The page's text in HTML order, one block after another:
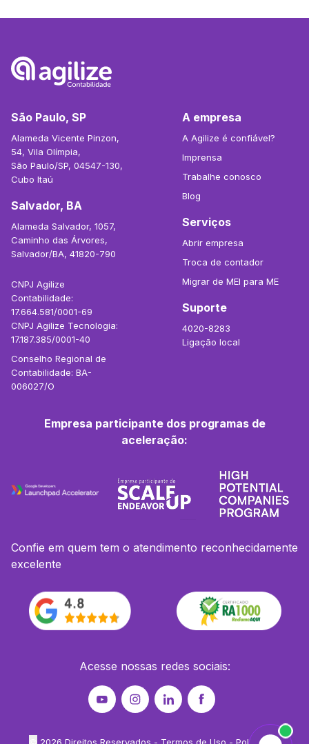
São Paulo, SP
Alameda Vicente Pinzon,
54, Vila Olímpia,
São Paulo/SP, 04547-130,
Cubo Itaú
Salvador, BA
Alameda Salvador, 1057,
Caminho das Árvores,
Salvador/BA, 41820-790
CNPJ Agilize
Contabilidade:
17.664.581/0001-69
CNPJ Agilize Tecnologia:
17.187.385/0001-40
Conselho Regional de
Contabilidade: BA-
006027/O
A empresa
A Agilize é confiável?
Imprensa
Trabalhe conosco
Blog
Serviços
Abrir empresa
Troca de contador
Migrar de MEI para ME
Suporte
4020-8283
Ligação local
Empresa participante dos programas de
aceleração:
Confie em quem tem o atendimento reconhecidamente
excelente
Acesse nossas redes sociais: